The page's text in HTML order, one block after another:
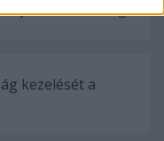
ajándékozott cége
kezelését a